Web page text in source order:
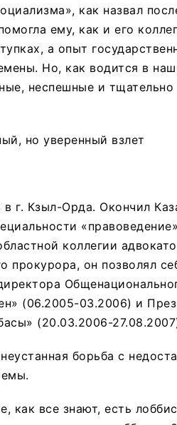
как назвал
ему, как и его
а опыт
Но, как водится в
неспешные и тщательно
но уверенный взлет
в г. Кзыл-Орда. Окончил
коллегии
прокурора, он позволял
(06.2005-03.2006) и
(20.03.2006-
борьба с
как все знают, есть